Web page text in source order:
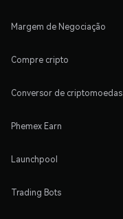
Margem de Negociação
Compre cripto
Conversor de criptomoedas
Phemex Earn
Launchpool
Trading Bots